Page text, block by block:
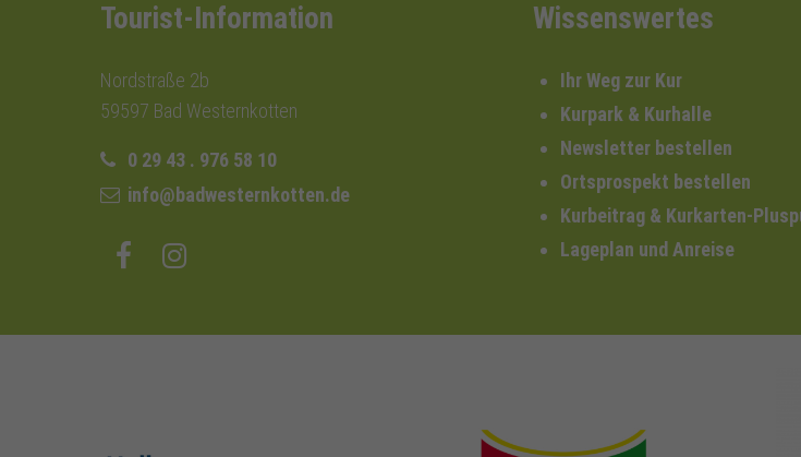
Tourist-Information
Nordstraße 2b
59597 Bad Westernkotten
0 29 43 . 976 58 10
info@badwesternkotten.de
Wissenswertes
Ihr Weg zur Kur
Kurpark & Kurhalle
Newsletter bestellen
Ortsprospekt bestellen
Kurbeitrag & Kurkarten-
Lageplan und Anreise